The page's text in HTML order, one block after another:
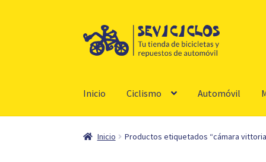
Ir
a
Ir
al
Inicio Ciclismo Automóvil
Inicio Productos etiquetados “cámara